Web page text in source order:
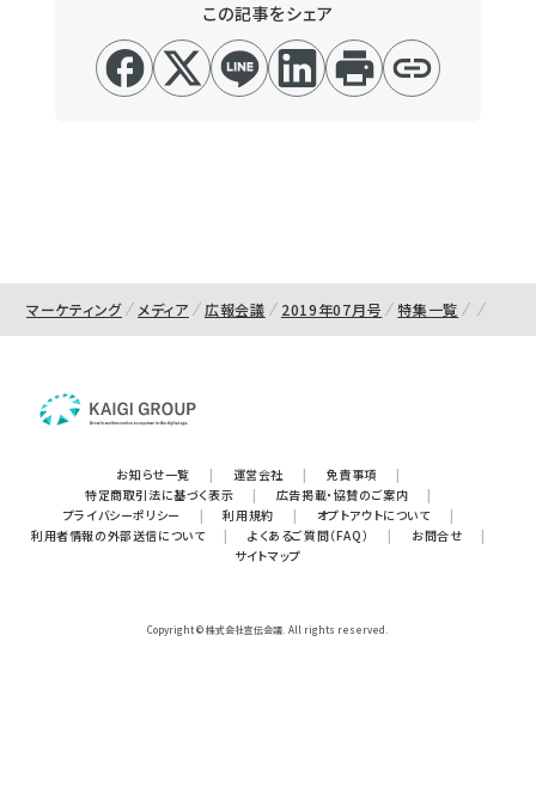
この記事をシェア
マーケティング メディア 広報会議 2019年07月号 特集一覧
お知らせ一覧 | 運営会社 | 免責事項
|
特定商取引法に基づく表示
| 広告掲載・協賛のご案内
|
プライバシーポリシー
| 利用規約 | オプトアウトについて
|
利用者情報の外部送信について
| よくあるご質問（FAQ） | お問合せ
|
サイトマップ
Copyright © 株式会社宣伝会議. All rights reserved.